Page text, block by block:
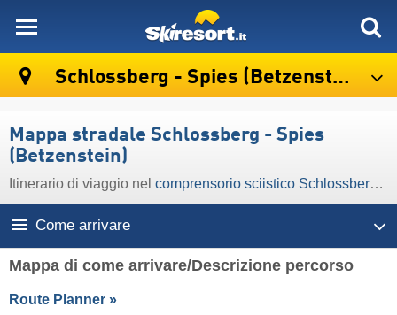
Schlossberg - Spies (Betzenstein)
Mappa stradale Schlossberg - Spies
(Betzenstein)
Itinerario di viaggio nel comprensorio sciistico Schlossberg - Spies (Betzenstein)
Come arrivare
Mappa di come arrivare/Descrizione percorso
Route Planner »